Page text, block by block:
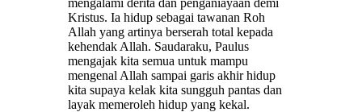
Kristus. Ia hidup sebagai tawanan Roh
Allah yang artinya berserah total kepada
kehendak Allah. Saudaraku, Paulus
mengajak kita semua untuk mampu
mengenal Allah sampai garis akhir hidup
kita supaya kelak kita sungguh pantas dan
layak memeroleh hidup yang kekal.